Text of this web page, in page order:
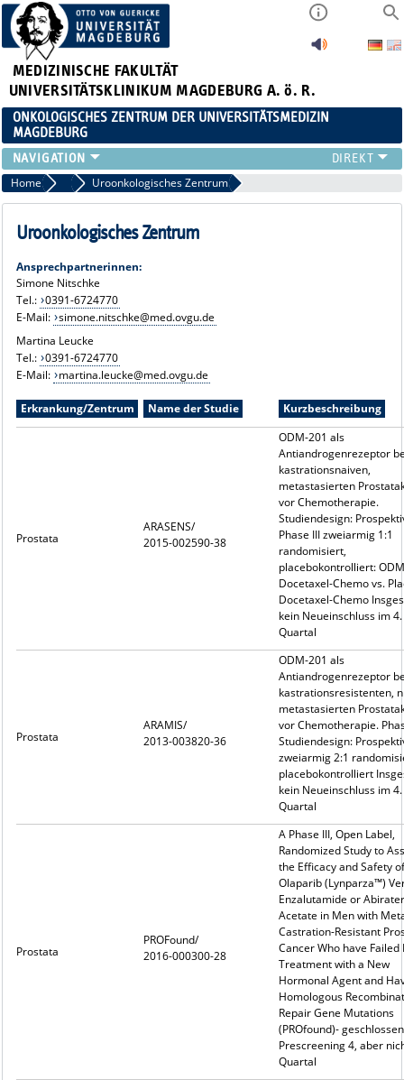
MEDIZINISCHE FAKULTÄT
UNIVERSITÄTSKLINIKUM MAGDEBURG A. ö. R.
ONKOLOGISCHES ZENTRUM DER UNIVERSITÄTSMEDIZIN
MAGDEBURG
ORGANISATION
TUMORBOARDS
ONKOLOGISCHE FACHPFLEGE
VERANSTALTUNGEN
KONTAKT UND ANFAHRT
ZERTIFIZIERTE ZENTREN
WEITERE ZENTREN
Home StudienUroonkologisches Zentrum
Uroonkologisches Zentrum
Ansprechpartnerinnen:
Simone Nitschke
Tel.: 0391-6724770
E-Mail: simone.nitschke@med.ovgu.de
Martina Leucke
Tel.: 0391-6724770
E-Mail: martina.leucke@med.ovgu.de
Erkrankung/Zentrum Name der Studie Kurzbeschreibung
Prostata
ARASENS/
2015-002590-38
ODM-201 als
Antiandrogenrezeptor
kastrationsnaiven,
metastasierten
vor Chemotherapie.
Studiendesign:
Phase III zweiarmig 1:1
randomisiert,
placebokontrolliert:
Docetaxel-Chemo vs.
Docetaxel-Chemo
kein Neueinschluss im 4.
Quartal
Prostata
ARAMIS/
2013-003820-36
ODM-201 als
Antiandrogenrezeptor
kastrationsresistenten,
metastasierten
vor Chemotherapie.
Studiendesign:
zweiarmig 2:1
placebokontrolliert
kein Neueinschluss im 4.
Quartal
Prostata
PROFound/
2016-000300-28
A Phase III, Open Label,
Randomized Study to
the Efficacy and Safety of
Olaparib (Lynparza™)
Enzalutamide or
Acetate in Men with
Castration-Resistant
Cancer Who have Failed
Treatment with a New
Hormonal Agent and
Homologous
Repair Gene Mutations
(PROfound)- geschlossen
Prescreening 4, aber
Quartal